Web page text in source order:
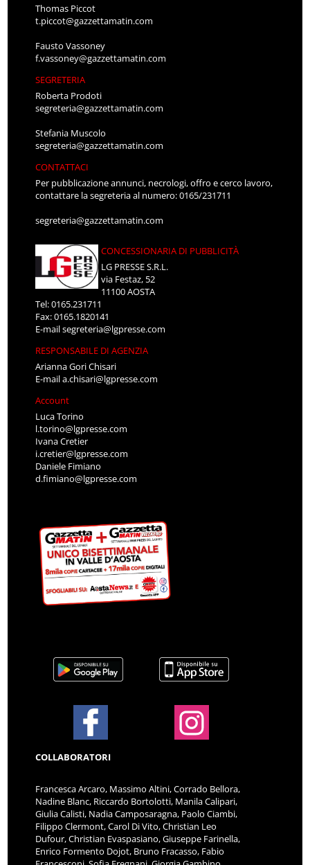
Thomas Piccot
t.piccot@gazzettamatin.com
Fausto Vassoney
f.vassoney@gazzettamatin.com
SEGRETERIA
Roberta Prodoti
segreteria@gazzettamatin.com
Stefania Muscolo
segreteria@gazzettamatin.com
CONTATTACI
Per pubblicazione annunci, necrologi, offro e cerco lavoro,
contattare la segreteria al numero: 0165/231711
segreteria@gazzettamatin.com
CONCESSIONARIA DI PUBBLICITÀ
LG PRESSE S.R.L.
via Festaz, 52
11100 AOSTA
Tel: 0165.231711
Fax: 0165.1820141
E-mailsegreteria@lgpresse.com
RESPONSABILE DI AGENZIA
Arianna Gori Chisari
E-maila.chisari@lgpresse.com
Account
Luca Torino
l.torino@lgpresse.com
Ivana Cretier
i.cretier@lgpresse.com
Daniele Fimiano
d.fimiano@lgpresse.com
COLLABORATORI
Francesca Arcaro, Massimo Altini, Corrado Bellora,
Nadine Blanc, Riccardo Bortolotti, Manila Calipari,
Giulia Calisti, Nadia Camposaragna, Paolo Ciambi,
Filippo Clermont, Carol Di Vito, Christian Leo
Dufour, Christian Evaspasiano, Giuseppe Farinella,
Enrico Formento Dojot, Bruno Fracasso, Fabio